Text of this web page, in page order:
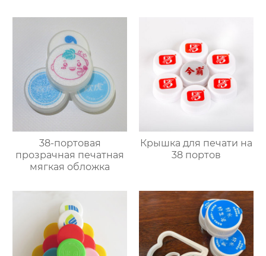
38-портовая
прозрачная печатная
мягкая обложка
Крышка для печати на
38 портов